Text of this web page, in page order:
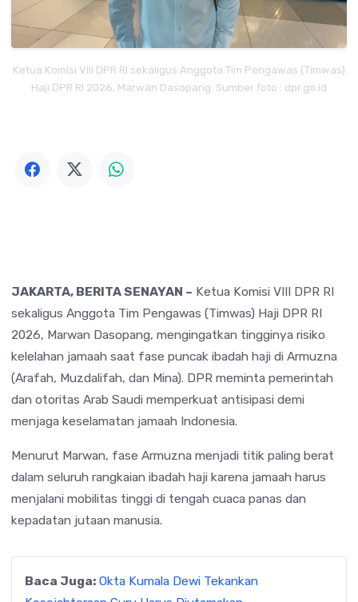
Ketua Komisi VIII DPR RI sekaligus Anggota Tim Pengawas (Timwas)
Haji DPR RI 2026, Marwan Dasopang. Sumber foto : dpr.go.id
JAKARTA, BERITA SENAYAN – Ketua Komisi VIII DPR RI
sekaligus Anggota Tim Pengawas (Timwas) Haji DPR RI
2026, Marwan Dasopang, mengingatkan tingginya risiko
kelelahan jamaah saat fase puncak ibadah haji di Armuzna
(Arafah, Muzdalifah, dan Mina). DPR meminta pemerintah
dan otoritas Arab Saudi memperkuat antisipasi demi
menjaga keselamatan jamaah Indonesia.
Menurut Marwan, fase Armuzna menjadi titik paling berat
dalam seluruh rangkaian ibadah haji karena jamaah harus
menjalani mobilitas tinggi di tengah cuaca panas dan
kepadatan jutaan manusia.
Baca Juga: Okta Kumala Dewi Tekankan